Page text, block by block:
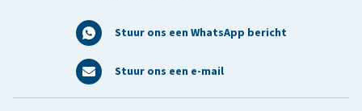
Stuur ons een WhatsApp bericht
Stuur ons een e-mail